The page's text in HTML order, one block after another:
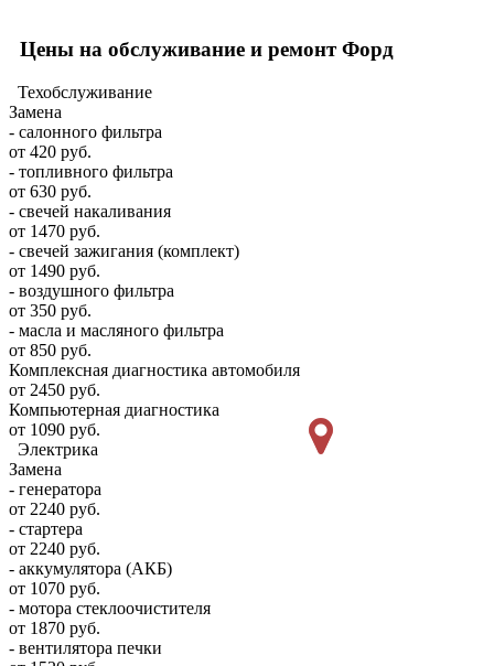
Цены на обслуживание и ремонт Форд
Техобслуживание
Замена
- салонного фильтра
от 420 руб.
- топливного фильтра
от 630 руб.
- свечей накаливания
от 1470 руб.
- свечей зажигания (комплект)
от 1490 руб.
- воздушного фильтра
от 350 руб.
- масла и масляного фильтра
от 850 руб.
Комплексная диагностика автомобиля
от 2450 руб.
Компьютерная диагностика
от 1090 руб.
Электрика
Замена
- генератора
от 2240 руб.
- стартера
от 2240 руб.
- аккумулятора (АКБ)
от 1070 руб.
- мотора стеклоочистителя
от 1870 руб.
- вентилятора печки